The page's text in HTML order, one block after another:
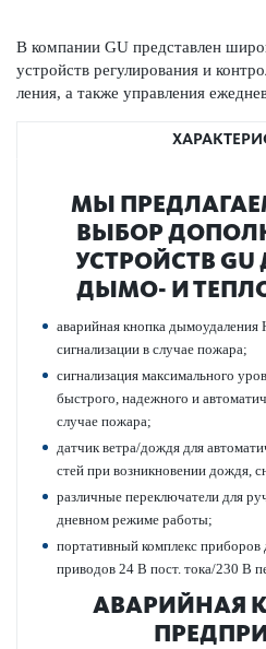
В компании GU представлен
устройств регулирования и
л­ения, а также управления
МЫ
ВЫБОР
УСТРОЙСТВ
ДЫМО- И
авар­ийная кнопка дымоуда­л­ения
сигнал­изации в случае пожара;
сигнал­изация максимального
быстрого, надежного и
случае пожара;
датчик ветра/дождя для
стей при возн­икновении дождя,
различные пер­е­кл­ючатели для
дневном режиме работы;
портат­ивный комплекс приборов
при­в­одов 24 В пост. тока/230 В
АВАРИЙНАЯ